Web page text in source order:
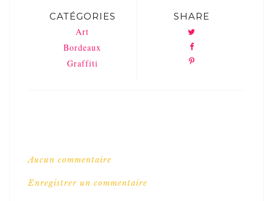
CATÉGORIES
Art
Bordeaux
Graffiti
SHARE
Aucun commentaire
Enregistrer un commentaire